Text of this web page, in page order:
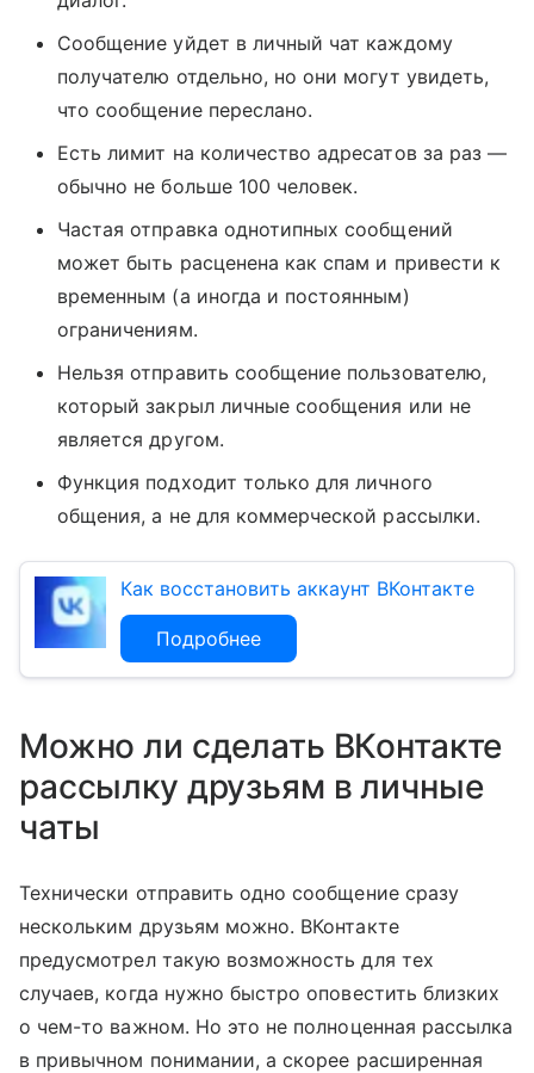
Сообщение уйдет в личный чат каждому
получателю отдельно, но они могут увидеть,
что сообщение переслано.
Есть лимит на количество адресатов за раз —
обычно не больше 100 человек.
Частая отправка однотипных сообщений
может быть расценена как спам и привести к
временным (а иногда и постоянным)
ограничениям.
Нельзя отправить сообщение пользователю,
который закрыл личные сообщения или не
является другом.
Функция подходит только для личного
общения, а не для коммерческой рассылки.
Как восстановить аккаунт ВКонтакте
Подробнее
Можно ли сделать ВКонтакте
рассылку друзьям в личные
чаты
Технически отправить одно сообщение сразу
нескольким друзьям можно. ВКонтакте
предусмотрел такую возможность для тех
случаев, когда нужно быстро оповестить близких
о чем-то важном. Но это не полноценная рассылка
в привычном понимании, а скорее расширенная